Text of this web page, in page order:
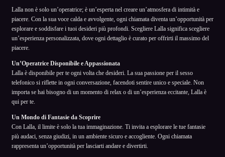
Lalla non è solo un’operatrice; è un’esperta nel creare un’atmosfera di intimità e
piacere. Con la sua voce calda e avvolgente, ogni chiamata diventa un’opportunità per
esplorare e soddisfare i tuoi desideri più profondi. Scegliere Lalla significa scegliere
un’esperienza personalizzata, dove ogni dettaglio è curato per offrirti il massimo del
piacere.
Un’Operatrice Disponibile e Appassionata
Lalla è disponibile per te ogni volta che desideri. La sua passione per il sesso
telefonico si riflette in ogni conversazione, facendoti sentire unico e speciale. Non
importa se hai bisogno di un momento di relax o di un’esperienza eccitante, Lalla è
qui per te.
Un Mondo di Fantasie da Scoprire
Con Lalla, il limite è solo la tua immaginazione. Ti invita a esplorare le tue fantasie
più audaci, senza giudizi, in un ambiente sicuro e accogliente. Ogni chiamata
rappresenta un’opportunità per lasciarti andare e divertirti.